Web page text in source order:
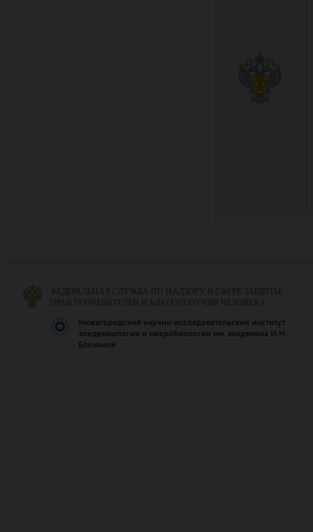
ФЕДЕРАЛЬНАЯ СЛУЖБА ПО НАДЗОРУ В СФЕРЕ ЗАЩИТЫ
ПРАВ ПОТРЕБИТЕЛЕЙ И БЛАГОПОЛУЧИЯ ЧЕЛОВЕКА
Нижегородский научно-исследовательский институт
эпидемиологии и микробиологии им. академика И.Н.
Блохиной